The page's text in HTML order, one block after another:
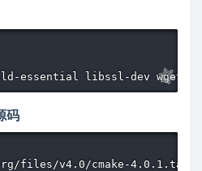
essential libssl-dev wget
码
files/v4.0/cmake-